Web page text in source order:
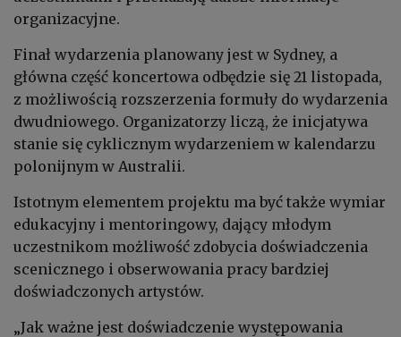
organizacyjne.
Finał wydarzenia planowany jest w Sydney, a
główna część koncertowa odbędzie się 21 listopada,
z możliwością rozszerzenia formuły do wydarzenia
dwudniowego. Organizatorzy liczą, że inicjatywa
stanie się cyklicznym wydarzeniem w kalendarzu
polonijnym w Australii.
Istotnym elementem projektu ma być także wymiar
edukacyjny i mentoringowy, dający młodym
uczestnikom możliwość zdobycia doświadczenia
scenicznego i obserwowania pracy bardziej
doświadczonych artystów.
„Jak ważne jest doświadczenie występowania